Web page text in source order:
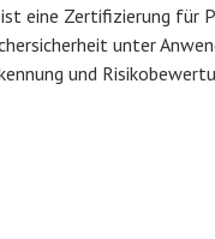
ist eine Zertifizierung für
unter
und